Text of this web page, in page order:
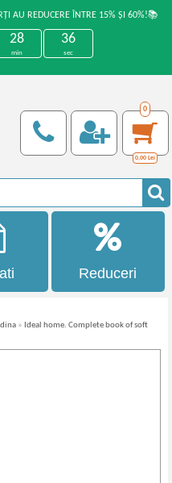
AU REDUCERE ÎNTRE 15% ȘI 60%!📚
28
min
36
sec
0
0,00 Lei
Reduceri
» Ideal home. Complete book of soft